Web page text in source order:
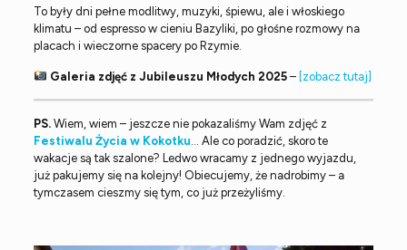
To były dni pełne modlitwy, muzyki, śpiewu, ale i włoskiego
klimatu – od espresso w cieniu Bazyliki, po głośne rozmowy na
placach i wieczorne spacery po Rzymie.
Galeria zdjęć z Jubileuszu Młodych 2025– [zobacz tutaj]
PS.Wiem, wiem – jeszcze nie pokazaliśmy Wam zdjęć z
Festiwalu Życia w Kokotku… Ale co poradzić, skoro te
wakacje są tak szalone? Ledwo wracamy z jednego wyjazdu,
już pakujemy się na kolejny! Obiecujemy, że nadrobimy – a
tymczasem cieszmy się tym, co już przeżyliśmy.